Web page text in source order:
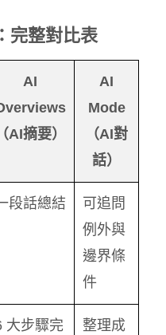
完整對比表
AI
（AI摘要）
AI
Mode
（AI對
話）
段話總結
可追問
例外與
邊界條
件
大步驟完
整理成